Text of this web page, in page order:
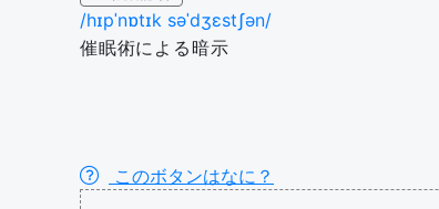
/hɪpˈnɒtɪk səˈdʒɛstʃən/
催眠術による暗示
このボタンはなに？